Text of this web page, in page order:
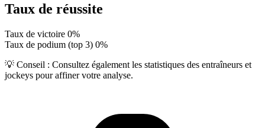
Taux de réussite
Taux de victoire 0%
Taux de podium (top 3) 0%
💡 Conseil : Consultez également les statistiques des entraîneurs et
jockeys pour affiner votre analyse.